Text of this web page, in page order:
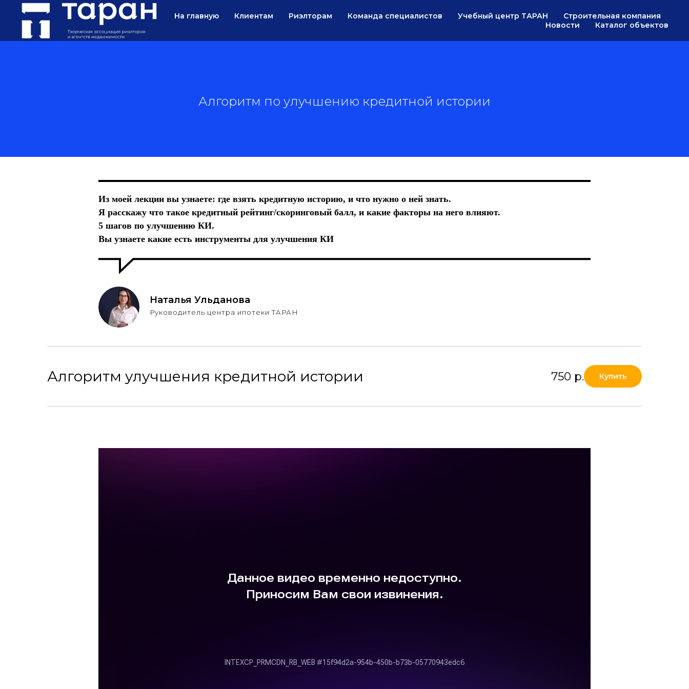
На главную Клиентам Риэлторам Команда специалистов Учебный центр ТАРАН
Строительная компания
Новости
Каталог объектов
Алгоритм по улучшению кредитной истории
Из моей лекции вы узнаете: где взять кредитную историю, и что нужно о ней знать.
Я расскажу что такое кредитный рейтинг/скоринговый балл, и какие факторы на него влияют.
5 шагов по улучшению КИ.
Вы узнаете какие есть инструменты для улучшения КИ
Наталья Ульданова
Руководитель центра ипотеки ТАРАН
Алгоритм улучшения кредитной истории 750 р. Купить